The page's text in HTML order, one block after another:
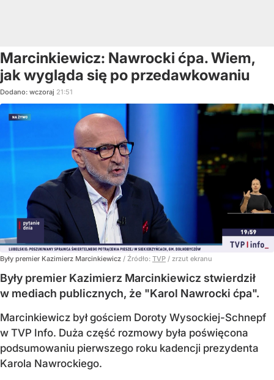
Marcinkiewicz: Nawrocki ćpa. Wiem,
jak wygląda się po przedawkowaniu
Dodano: wczoraj 21:51
Były premier Kazimierz Marcinkiewicz / Źródło: TVP / zrzut ekranu
Były premier Kazimierz Marcinkiewicz stwierdził
w mediach publicznych, że "Karol Nawrocki ćpa".
Marcinkiewicz był gościem Doroty Wysockiej-Schnepf
w TVP Info. Duża część rozmowy była poświęcona
podsumowaniu pierwszego roku kadencji prezydenta
Karola Nawrockiego.